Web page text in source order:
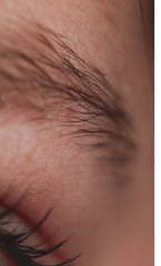
данных